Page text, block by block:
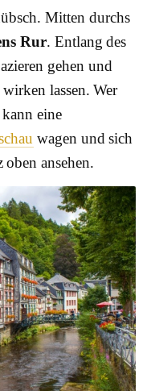
Mitten durchs
Rur. Entlang des
gehen und
lassen. Wer
eine
wagen und sich
ansehen.